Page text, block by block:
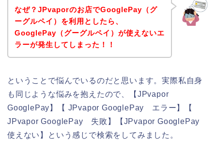
なぜ？JPvaporのお店でGooglePay（グ
ーグルペイ）を利用としたら、
GooglePay（グーグルペイ）が使えないエ
ラーが発生してしまった！！
ということで悩んでいるのだと思います。実際私自身
も同じような悩みを抱えたので、【JPvapor
GooglePay】【 JPvapor GooglePay エラー】【
JPvapor GooglePay 失敗】【JPvapor GooglePay
使えない】という感じで検索をしてみました。